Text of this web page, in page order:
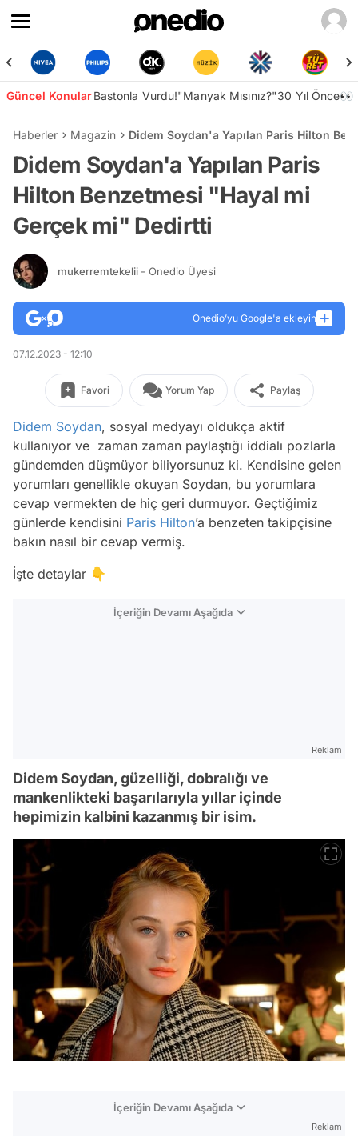
Güncel KonularBastonla Vurdu!"Manyak Mısınız?"30 Yıl Önce👀
Haberler Magazin Didem Soydan'a Yapılan Paris Hilton
Didem Soydan'a Yapılan Paris
Hilton Benzetmesi "Hayal mi
Gerçek mi" Dedirtti
mukerremtekelii - Onedio Üyesi
Onedio’yu Google'a ekleyin
07.12.2023 - 12:10
Favori Yorum Yap Paylaş
Didem Soydan, sosyal medyayı oldukça aktif
kullanıyor ve zaman zaman paylaştığı iddialı pozlarla
gündemden düşmüyor biliyorsunuz ki. Kendisine gelen
yorumları genellikle okuyan Soydan, bu yorumlara
cevap vermekten de hiç geri durmuyor. Geçtiğimiz
günlerde kendisini Paris Hilton’a benzeten takipçisine
bakın nasıl bir cevap vermiş.
İşte detaylar 👇
İçeriğin Devamı Aşağıda
Reklam
Didem Soydan, güzelliği, dobralığı ve
mankenlikteki başarılarıyla yıllar içinde
hepimizin kalbini kazanmış bir isim.
İçeriğin Devamı Aşağıda
Reklam